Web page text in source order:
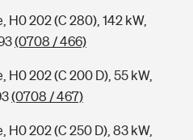
für deine Kids
H0 202 (C 280), 142 kW,
(0708 / 466)
H0 202 (C 200 D), 55 kW,
(0708 / 467)
H0 202 (C 250 D), 83 kW,